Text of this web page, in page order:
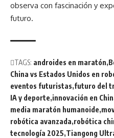
observa con fascinación y
futuro.
TAGS: androides en maratón
China vs Estados Unidos en
eventos futuristas futuro del
IA y deporte innovación en
media maratón humanoide
robótica avanzada robótica
tecnología 2025 Tiangong